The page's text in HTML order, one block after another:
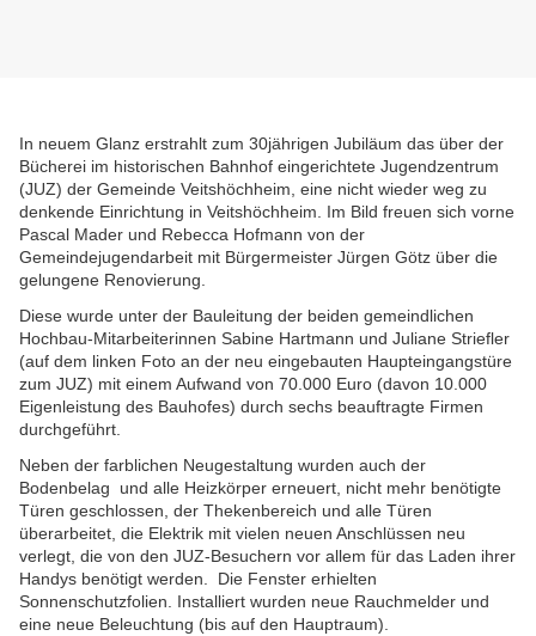
In neuem Glanz erstrahlt zum 30jährigen Jubiläum das über der
Bücherei im historischen Bahnhof eingerichtete Jugendzentrum
(JUZ) der Gemeinde Veitshöchheim, eine nicht wieder weg zu
denkende Einrichtung in Veitshöchheim. Im Bild freuen sich vorne
Pascal Mader und Rebecca Hofmann von der
Gemeindejugendarbeit mit Bürgermeister Jürgen Götz über die
gelungene Renovierung.
Diese wurde unter der Bauleitung der beiden gemeindlichen
Hochbau-Mitarbeiterinnen Sabine Hartmann und Juliane Striefler
(auf dem linken Foto an der neu eingebauten Haupteingangstüre
zum JUZ) mit einem Aufwand von 70.000 Euro (davon 10.000
Eigenleistung des Bauhofes) durch sechs beauftragte Firmen
durchgeführt.
Neben der farblichen Neugestaltung wurden auch der
Bodenbelag und alle Heizkörper erneuert, nicht mehr benötigte
Türen geschlossen, der Thekenbereich und alle Türen
überarbeitet, die Elektrik mit vielen neuen Anschlüssen neu
verlegt, die von den JUZ-Besuchern vor allem für das Laden ihrer
Handys benötigt werden. Die Fenster erhielten
Sonnenschutzfolien. Installiert wurden neue Rauchmelder und
eine neue Beleuchtung (bis auf den Hauptraum).